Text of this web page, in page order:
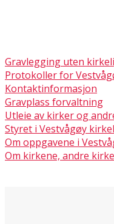
Gravlegging uten
Protokoller for
Kontaktinformasjon
Gravplass forvaltning
Utleie av kirker og
Styret i Vestvågøy
Om oppgavene i
Om kirkene, andre